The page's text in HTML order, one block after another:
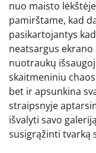
nuo maisto
pamirštame, kad
pasikartojantys
neatsargus
nuotraukų
skaitmeniniu
bet ir apsunkina
straipsnyje
išvalyti savo
susigrąžinti tvarką